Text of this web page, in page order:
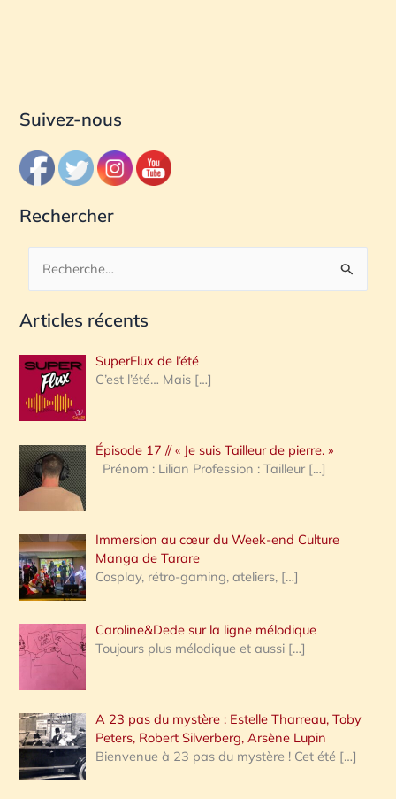
Suivez-nous
Rechercher
c
e
r
c
h
e
:
Articles récents
SuperFlux de l’été
C’est l’été… Mais […]
Épisode 17 // « Je suis Tailleur de pierre. »
Prénom : Lilian Profession : Tailleur […]
Immersion au cœur du Week-end Culture
Manga de Tarare
Cosplay, rétro-gaming, ateliers, […]
Caroline&Dede sur la ligne mélodique
Toujours plus mélodique et aussi […]
A 23 pas du mystère : Estelle Tharreau, Toby
Peters, Robert Silverberg, Arsène Lupin
Bienvenue à 23 pas du mystère ! Cet été […]